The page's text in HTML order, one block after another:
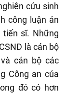
cứu sinh
công luận án
sĩ. Những
là cán bộ
cán bộ các
Công an của
đó có hơn